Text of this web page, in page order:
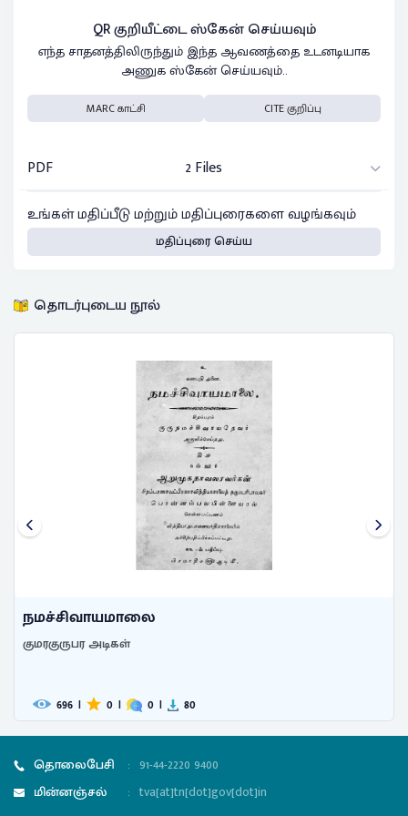
QR குறியீட்டை ஸ்கேன் செய்யவும்
எந்த சாதனத்திலிருந்தும் இந்த ஆவணத்தை உடனடியாக
அணுக ஸ்கேன் செய்யவும்..
MARC காட்சி CITE குறிப்பு
PDF
2 Files
உங்கள் மதிப்பீடு மற்றும் மதிப்புரைகளை வழங்கவும்
மதிப்புரை செய்ய
தொடர்புடைய நூல்
குமரகுருசுவாமிகளால் அருளிச்செய ...
குமரகுருபர அடிகள்
638 0 |
தொலைபேசி : 91-44-2220 9400
மின்னஞ்சல்
: tva[at]tn[dot]gov[dot]in